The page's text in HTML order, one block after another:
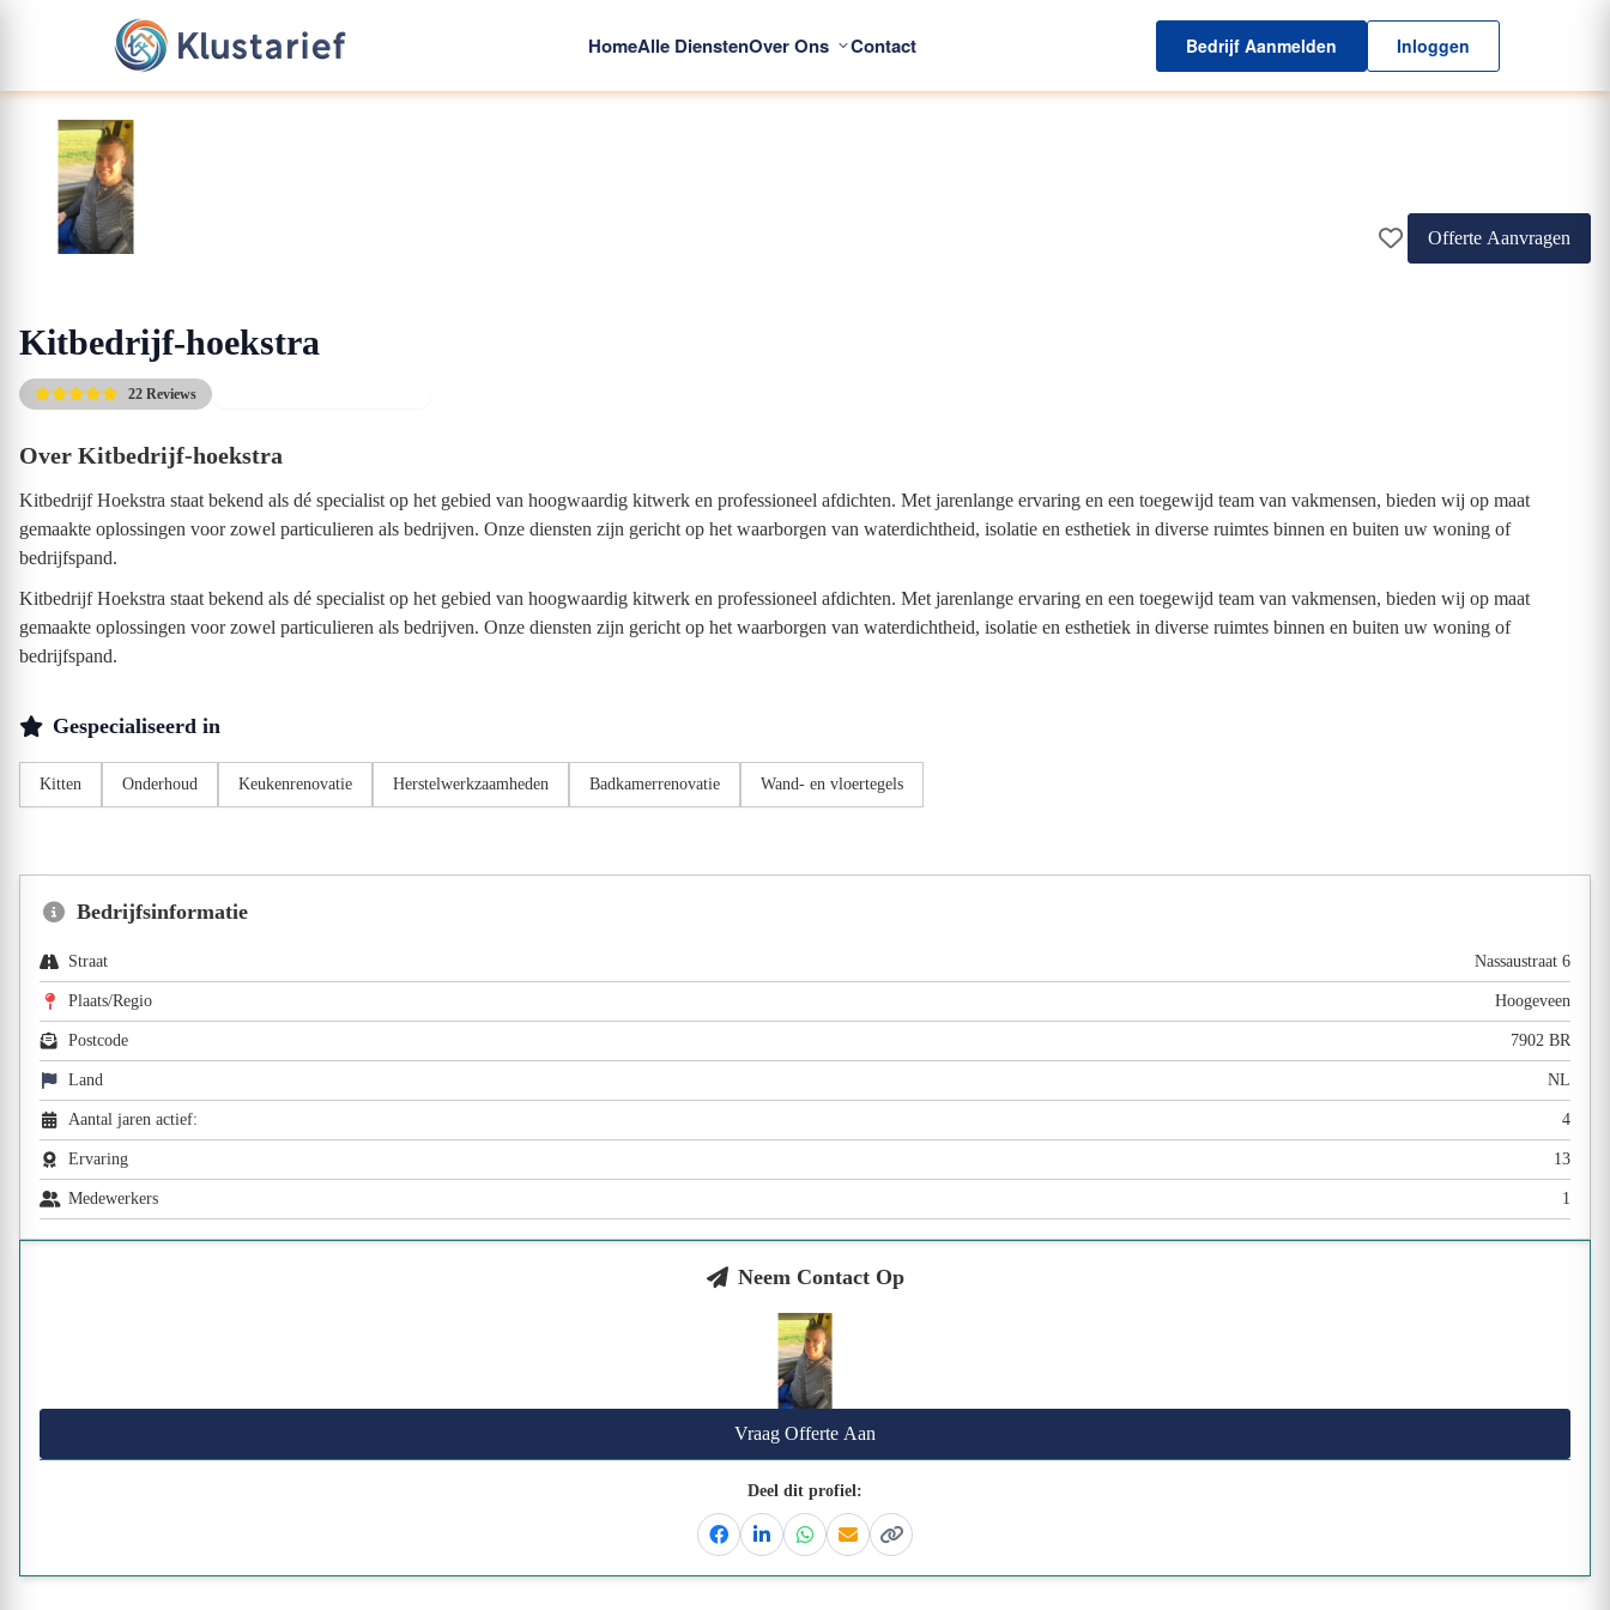
HomeAlle DienstenOver Ons Contact Bedrijf Aanmelden Inloggen
Offerte Aanvragen
Kitbedrijf-hoekstra
22 Reviews
Over Kitbedrijf-hoekstra
Kitbedrijf Hoekstra staat bekend als dé specialist op het gebied van hoogwaardig kitwerk en professioneel afdichten. Met jarenlange ervaring en een toegewijd team van vakmensen, bieden wij op maat
gemaakte oplossingen voor zowel particulieren als bedrijven. Onze diensten zijn gericht op het waarborgen van waterdichtheid, isolatie en esthetiek in diverse ruimtes binnen en buiten uw woning of
bedrijfspand.
Kitbedrijf Hoekstra staat bekend als dé specialist op het gebied van hoogwaardig kitwerk en professioneel afdichten. Met jarenlange ervaring en een toegewijd team van vakmensen, bieden wij op maat
gemaakte oplossingen voor zowel particulieren als bedrijven. Onze diensten zijn gericht op het waarborgen van waterdichtheid, isolatie en esthetiek in diverse ruimtes binnen en buiten uw woning of
bedrijfspand.
Gespecialiseerd in
Kitten Onderhoud Keukenrenovatie Herstelwerkzaamheden Badkamerrenovatie Wand- en vloertegels
Bedrijfsinformatie
Straat Nassaustraat 6
Plaats/Regio Hoogeveen
Postcode 7902 BR
Land NL
Aantal jaren actief: 4
Ervaring 13
Medewerkers 1
Neem Contact Op
Vraag Offerte Aan
Deel dit profiel:
FacebookLinkedinWhatsapp
EmailKopieer link